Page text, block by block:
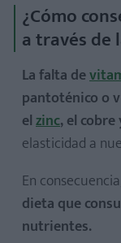
¿Cómo
a través de
La falta de
pantoténico o
elzinc, el
elasticidad a
En
dieta que
nutrientes.